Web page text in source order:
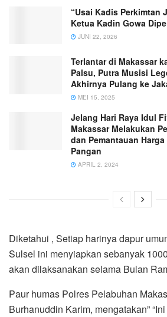
“Usai Kadis Perkimtan
Ketua Kadin Gowa
JUNI 22, 2026
Terlantar di Makassar
Palsu, Putra Musisi
Akhirnya Pulang ke
MEI 15, 2025
Jelang Hari Raya Idul
Makassar Melakukan
dan Pemantauan
Pangan
APRIL 2, 2024
Diketahui , Setiap harinya dapur
Sulsel ini menyiapkan sebanyak
akan dilaksanakan selama Bulan
Paur humas Polres Pelabuhan
Burhanuddin Karim, mengatakan”